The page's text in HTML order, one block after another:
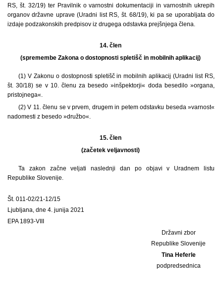
RS, št. 32/19) ter Pravilnik o varnostni dokumentaciji in varnostnih ukrepih
organov državne uprave (Uradni list RS, št. 68/19), ki pa se uporabljata do
izdaje podzakonskih predpisov iz drugega odstavka prejšnjega člena.
14. člen
(spremembe Zakona o dostopnosti spletišč in mobilnih aplikacij)
(1) V Zakonu o dostopnosti spletišč in mobilnih aplikacij (Uradni list RS,
št. 30/18) se v 10. členu za besedo »inšpektorji« doda besedilo »organa,
pristojnega«.
(2) V 11. členu se v prvem, drugem in petem odstavku beseda »varnost«
nadomesti z besedo »družbo«.
15. člen
(začetek veljavnosti)
Ta zakon začne veljati naslednji dan po objavi v Uradnem listu
Republike Slovenije.
Št. 011-02/21-12/15
Ljubljana, dne 4. junija 2021
EPA 1893-VIII
Državni zbor
Republike Slovenije
Tina Heferle
podpredsednica